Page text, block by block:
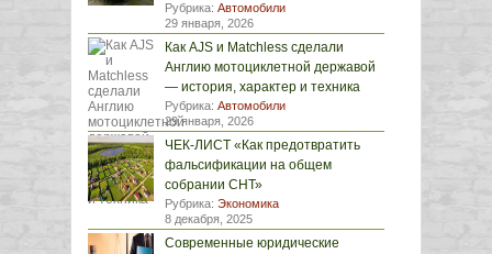
Рубрика: Автомобили
29 января, 2026
Как AJS и Matchless сделали
Англию мотоциклетной державой
— история, характер и техника
Рубрика: Автомобили
29 января, 2026
ЧЕК-ЛИСТ «Как предотвратить
фальсификации на общем
собрании СНТ»
Рубрика: Экономика
8 декабря, 2025
Современные юридические